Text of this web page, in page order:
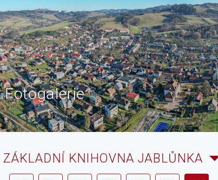
Fotogalerie
ZÁKLADNÍ KNIHOVNA JABLŮNKA